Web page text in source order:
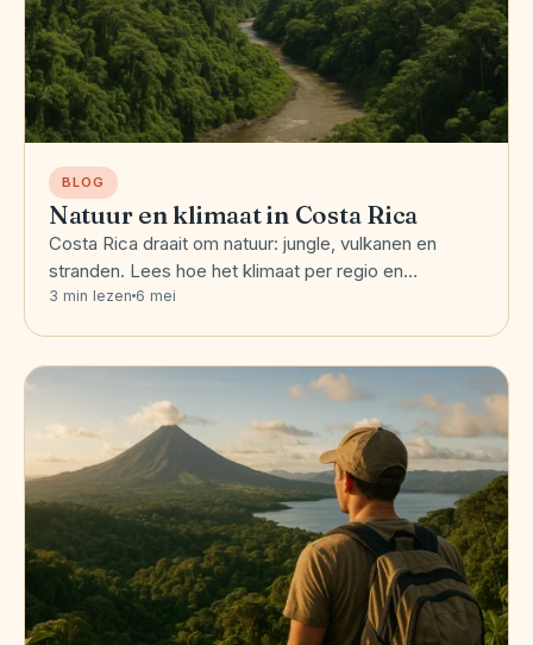
BLOG
Natuur en klimaat in Costa Rica
Costa Rica draait om natuur: jungle, vulkanen en
stranden. Lees hoe het klimaat per regio en…
3 min lezen 6 mei